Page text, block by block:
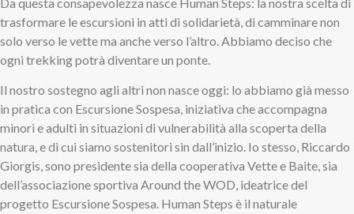
trasformare le escursioni in atti di solidarietà, di camminare non
solo verso le vette ma anche verso l’altro. Abbiamo deciso che
ogni trekking potrà diventare un ponte.
Il nostro sostegno agli altri non nasce oggi: lo abbiamo già messo
in pratica con Escursione Sospesa, iniziativa che accompagna
minori e adulti in situazioni di vulnerabilità alla scoperta della
natura, e di cui siamo sostenitori sin dall’inizio. Io stesso, Riccardo
Giorgis, sono presidente sia della cooperativa Vette e Baite, sia
dell’associazione sportiva Around the WOD, ideatrice del
progetto Escursione Sospesa. Human Steps è il naturale